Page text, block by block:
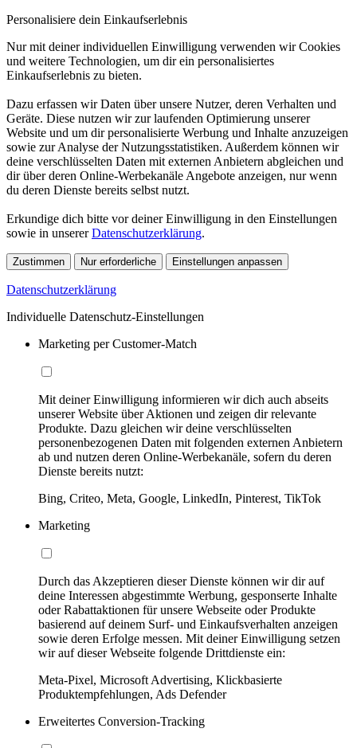
Personalisiere dein Einkaufserlebnis
Nur mit deiner individuellen Einwilligung verwenden wir Cookies
und weitere Technologien, um dir ein personalisiertes
Einkaufserlebnis zu bieten.
Dazu erfassen wir Daten über unsere Nutzer, deren Verhalten und
Geräte. Diese nutzen wir zur laufenden Optimierung unserer
Website und um dir personalisierte Werbung und Inhalte anzuzeigen
sowie zur Analyse der Nutzungsstatistiken. Außerdem können wir
deine verschlüsselten Daten mit externen Anbietern abgleichen und
dir über deren Online-Werbekanäle Angebote anzeigen, nur wenn
du deren Dienste bereits selbst nutzt.
Erkundige dich bitte vor deiner Einwilligung in den Einstellungen
sowie in unsererDatenschutzerklärung.
Zustimmen Nur erforderliche Einstellungen anpassen
Datenschutzerklärung
Individuelle Datenschutz-Einstellungen
Marketing per Customer-Match
Mit deiner Einwilligung informieren wir dich auch abseits
unserer Website über Aktionen und zeigen dir relevante
Produkte. Dazu gleichen wir deine verschlüsselten
personenbezogenen Daten mit folgenden externen Anbietern
ab und nutzen deren Online-Werbekanäle, sofern du deren
Dienste bereits nutzt:
Bing, Criteo, Meta, Google, LinkedIn, Pinterest, TikTok
Marketing
Durch das Akzeptieren dieser Dienste können wir dir auf
deine Interessen abgestimmte Werbung, gesponserte Inhalte
oder Rabattaktionen für unsere Webseite oder Produkte
basierend auf deinem Surf- und Einkaufsverhalten anzeigen
sowie deren Erfolge messen. Mit deiner Einwilligung setzen
wir auf dieser Webseite folgende Drittdienste ein:
Meta-Pixel, Microsoft Advertising, Klickbasierte
Produktempfehlungen, Ads Defender
Erweitertes Conversion-Tracking